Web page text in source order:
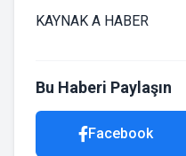
KAYNAK A HABER
Bu Haberi Paylaşın
Facebook